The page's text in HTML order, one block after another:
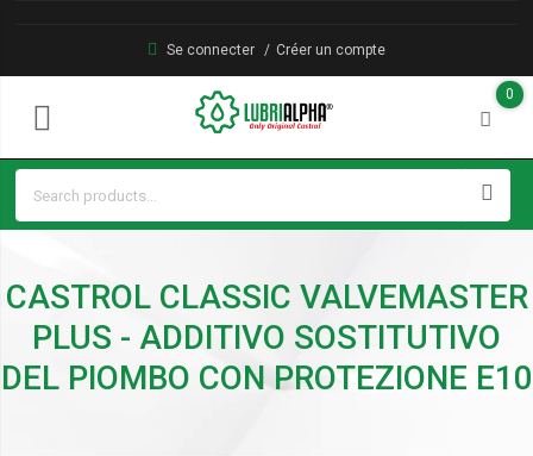
Se connecter Créer un compte
0
CASTROL CLASSIC VALVEMASTER
PLUS - ADDITIVO SOSTITUTIVO
DEL PIOMBO CON PROTEZIONE E10